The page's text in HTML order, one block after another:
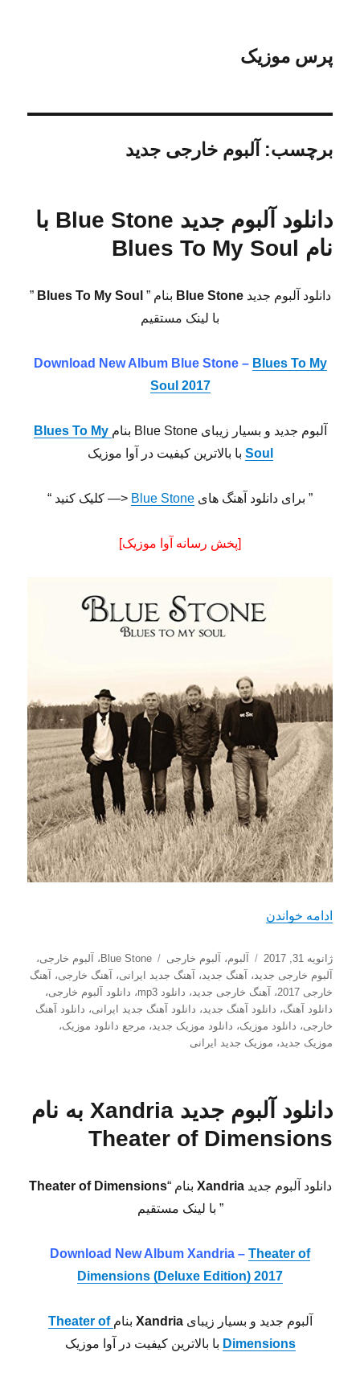
پرس موزیک
برچسب: آلبوم خارجی جدید
دانلود آلبوم جدید Blue Stone با
نام Blues To My Soul
دانلود آلبوم جدیدBlue Stone بنام ” Blues To My Soul
”
با لینک مستقیم
Download New Album Blue Stone – Blues To My
Soul 2017
آلبوم جدید و بسیار زیبای Blue Stone بنام
Blues To My
Sou با بالاترین کیفیت در آوا موزیک
” برای دانلود آهنگ های Blue Stone <— کلیک کنید “
[پخش رسانه آوا موزیک]
ادامه خواندن
ارسال
شده
در
ژانویه 31, 2017 دسته‌ها
آلبوم، آلبوم خارجی برچسب‌ها
Blue Stone ، آلبوم خارجی،
آلبوم خارجی جدید، آهنگ جدید، آهنگ جدید ایرانی، آهنگ خارجی،
آهنگ
خارجی 2017
، آهنگ خارجی جدید، دانلود mp3 ، دانلود آلبوم خارجی،
دانلود آهنگ، دانلود آهنگ جدید، دانلود آهنگ جدید ایرانی، دانلود آهنگ
خارجی، دانلود موزیک، دانلود موزیک جدید، مرجع دانلود موزیک،
موزیک جدید، موزیک جدید ایرانی
دانلود آلبوم جدید Xandria به نام
Theater of Dimensions
دانلود آلبوم جدیدXandria بنام “Theater of Dimensions
” با لینک مستقیم
Download New Album Xandria – Theater of
Dimensions (Deluxe Edition) 2017
آلبوم جدید و بسیار زیبایXandria بنام Theater of
Dimensions با بالاترین کیفیت در آوا موزیک